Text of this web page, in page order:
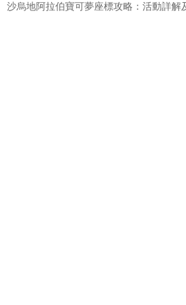
沙烏地阿拉伯寶可夢座標攻略：活動詳解